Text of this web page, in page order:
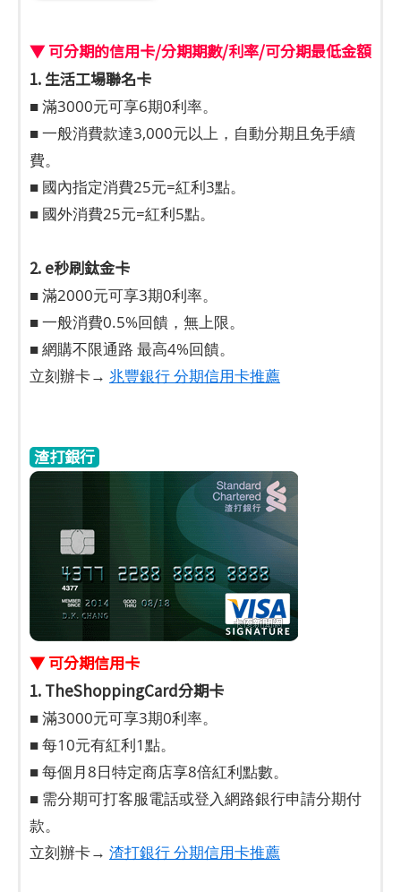
▼ 可分期的信用卡/分期期數/利率/可分期最低金額
1. 生活工場聯名卡
■ 滿3000元可享6期0利率。
■ 一般消費款達3,000元以上，自動分期且免手續
費。
■ 國內指定消費25元=紅利3點。
■ 國外消費25元=紅利5點。
2. e秒刷鈦金卡
■ 滿2000元可享3期0利率。
■ 一般消費0.5%回饋，無上限。
■ 網購不限通路 最高4%回饋。
立刻辦卡→ 兆豐銀行 分期信用卡推薦
渣打銀行
▼ 可分期信用卡
1. TheShoppingCard分期卡
■ 滿3000元可享3期0利率。
■ 每10元有紅利1點。
■ 每個月8日特定商店享8倍紅利點數。
■ 需分期可打客服電話或登入網路銀行申請分期付
款。
立刻辦卡→ 渣打銀行 分期信用卡推薦